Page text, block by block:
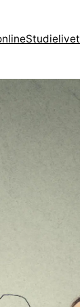
Studielivet